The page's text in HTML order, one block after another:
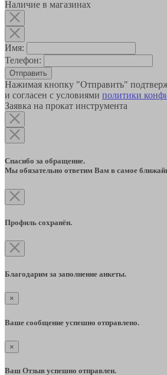
Наличие в магазинах
Имя:
Телефон:
Отправить
Нажимая кнопку "Отправить"
и согласен с условиями политики
Заявка на прокат инструмента
Спасибо за обращение.
Мы обязательно ответим Вам в самое
Профиль сохранён.
Благодарим за заполнение анкеты.
×
Ваше сообщение успешно отправлено.
×
Ваш Отзыв успешно отправлен.